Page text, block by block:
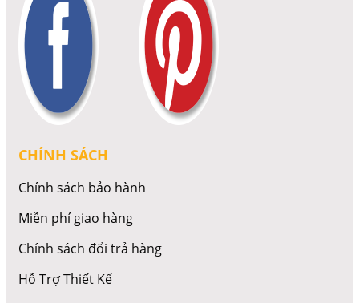
CHÍNH SÁCH
Chính sách bảo hành
Miễn phí giao hàng
Chính sách đổi trả hàng
Hỗ Trợ Thiết Kế